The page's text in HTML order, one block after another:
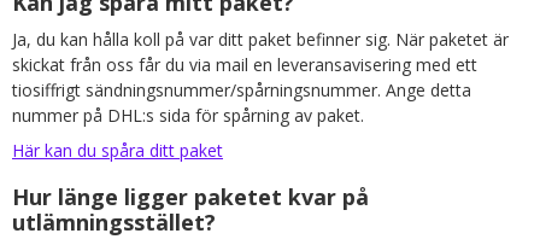
Ja, du kan hålla koll på var ditt paket befinner sig. När paketet är
skickat från oss får du via mail en leveransavisering med ett
tiosiffrigt sändningsnummer/spårningsnummer. Ange detta
nummer på DHL:s sida för spårning av paket.
Här kan du spåra ditt paket
Hur länge ligger paketet kvar på
utlämningsstället?